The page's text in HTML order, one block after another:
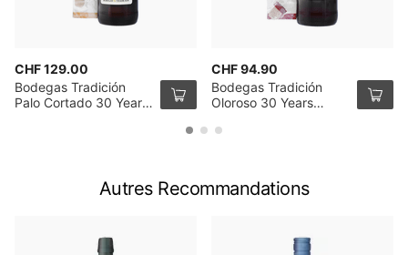
CHF 129.00
Bodegas Tradición
Palo Cortado 30 Years
CHF 94.90
Bodegas Tradición
Oloroso 30 Years
Autres Recommandations